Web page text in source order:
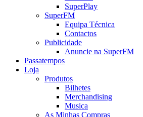
SuperPlay
SuperFM
Equipa Técnica
Contactos
Publicidade
Anuncie na SuperFM
Passatempos
Loja
Produtos
Bilhetes
Merchandising
Musica
As Minhas Compras